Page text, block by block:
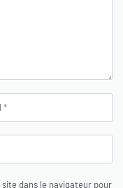
dans le navigateur pour